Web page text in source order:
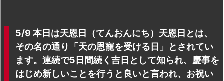
5/9 本日は天恩日（てんおんにち）天恩日とは、
その名の通り「天の恩寵を受ける日」とされてい
ます。連続で5日間続く吉日として知られ、慶事を
はじめ新しいことを行うと良いと言われ、お祝い